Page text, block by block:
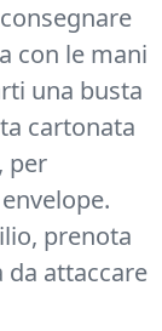
con le mani
una busta
cartonata
per
prenota
da attaccare